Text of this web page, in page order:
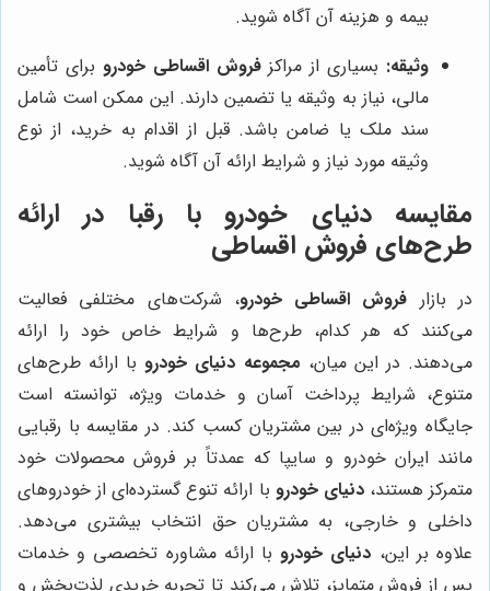
بیمه و هزینه آن آگاه شوید.
وثیقه: بسیاری از مراکزفروش اقساطی خودرو برای تأمین
مالی، نیاز به وثیقه یا تضمین دارند. این ممکن است شامل
سند ملک یا ضامن باشد. قبل از اقدام به خرید، از نوع
وثیقه مورد نیاز و شرایط ارائه آن آگاه شوید.
مقایسهدنیای خودرو با رقبا در ارائه
طرح‌های فروش اقساطی
در بازار فروش اقساطی خودرو، شرکت‌های مختلفی فعالیت
می‌کنند که هر کدام، طرح‌ها و شرایط خاص خود را ارائه
می‌دهند. در این میان، مجموعه دنیای خودروبا ارائه طرح‌های
متنوع، شرایط پرداخت آسان و خدمات ویژه، توانسته است
جایگاه ویژه‌ای در بین مشتریان کسب کند. در مقایسه با رقبایی
مانند ایران خودرو و سایپا که عمدتاً بر فروش محصولات خود
متمرکز هستند،دنیای خودرو با ارائه تنوع گسترده‌ای از خودروهای
داخلی و خارجی، به مشتریان حق انتخاب بیشتری می‌دهد.
علاوه بر این، دنیای خودروبا ارائه مشاوره تخصصی و خدمات
پس از فروش متمایز، تلاش می‌کند تا تجربه خریدی لذت‌بخش و